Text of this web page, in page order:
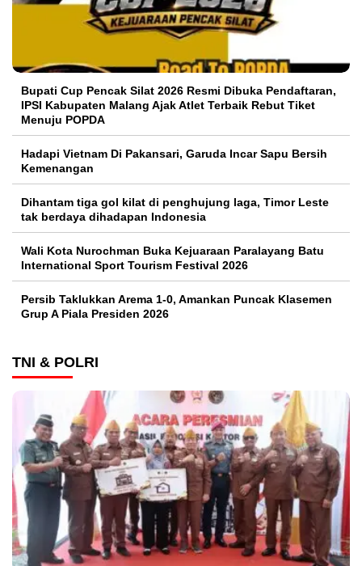
Bupati Cup Pencak Silat 2026 Resmi Dibuka Pendaftaran,
IPSI Kabupaten Malang Ajak Atlet Terbaik Rebut Tiket
Menuju POPDA
Hadapi Vietnam Di Pakansari, Garuda Incar Sapu Bersih
Kemenangan
Dihantam tiga gol kilat di penghujung laga, Timor Leste
tak berdaya dihadapan Indonesia
Wali Kota Nurochman Buka Kejuaraan Paralayang Batu
International Sport Tourism Festival 2026
Persib Taklukkan Arema 1-0, Amankan Puncak Klasemen
Grup A Piala Presiden 2026
TNI & POLRI